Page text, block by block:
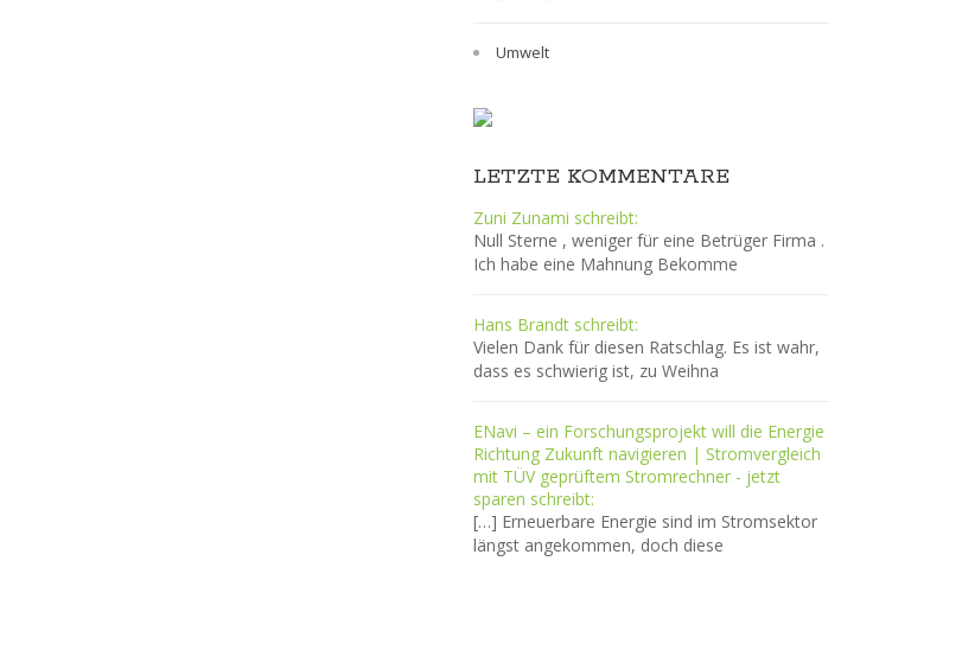
Umwelt
LETZTE KOMMENTARE
Zuni Zunami schreibt:
Null Sterne , weniger für eine Betrüger Firma .
Ich habe eine Mahnung Bekomme
Hans Brandt schreibt:
Vielen Dank für diesen Ratschlag. Es ist wahr,
dass es schwierig ist, zu Weihna
ENavi – ein Forschungsprojekt will die Energie
Richtung Zukunft navigieren | Stromvergleich
mit TÜV geprüftem Stromrechner - jetzt
sparen schreibt:
[…] Erneuerbare Energie sind im Stromsektor
längst angekommen, doch diese